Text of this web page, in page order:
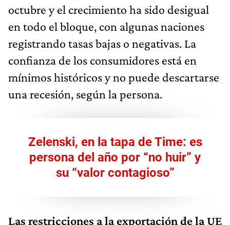
octubre y el crecimiento ha sido desigual
en todo el bloque, con algunas naciones
registrando tasas bajas o negativas. La
confianza de los consumidores está en
mínimos históricos y no puede descartarse
una recesión, según la persona.
Zelenski, en la tapa de Time: es
persona del año por “no huir” y
su “valor contagioso”
Las restricciones a la exportación de la UE